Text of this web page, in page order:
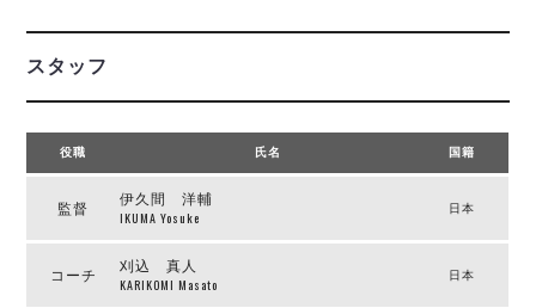
個人ランキング｜第2PK
メットライフ生命Ｆリーグカップ 2026
試合日程・結果
アリーナ情報
ヴォスクオーレ仙台
マルバ水戸FC
リガーレヴィア葛飾
Y．S．C．C．横浜
ヴィンセドール白山
アグレミーナ浜松
デウソン神戸
ポルセイド浜田
リーグ統計データ
記念ゴール
ハットトリック
担当審判員02
スタッフ
役職 氏名 国籍
監督 伊久間 洋輔
IKUMA Yosuke
日本
コーチ 刈込 真人
KARIKOMI Masato
日本